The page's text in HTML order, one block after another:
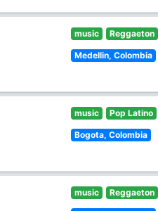
music Reggaeton
Medellin, Colombia
music Pop Latino
Bogota, Colombia
music Reggaeton